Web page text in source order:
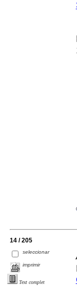
14 / 205
seleccionar
imprimir
Text complet